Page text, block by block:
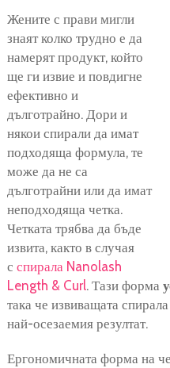
Жените с прави мигли
знаят колко трудно е да
намерят продукт, който
ще ги извие и повдигне
ефективно и
дълготрайно. Дори и
някои спирали да имат
подходяща формула, те
може да не са
дълготрайни или да имат
неподходяща четка.
Четката трябва да бъде
извита, както в случая
с спирала Nanolash
Length & Curl. Тази форма
така че извиващата
най-осезаемия резултат.
Ергономичната форма на